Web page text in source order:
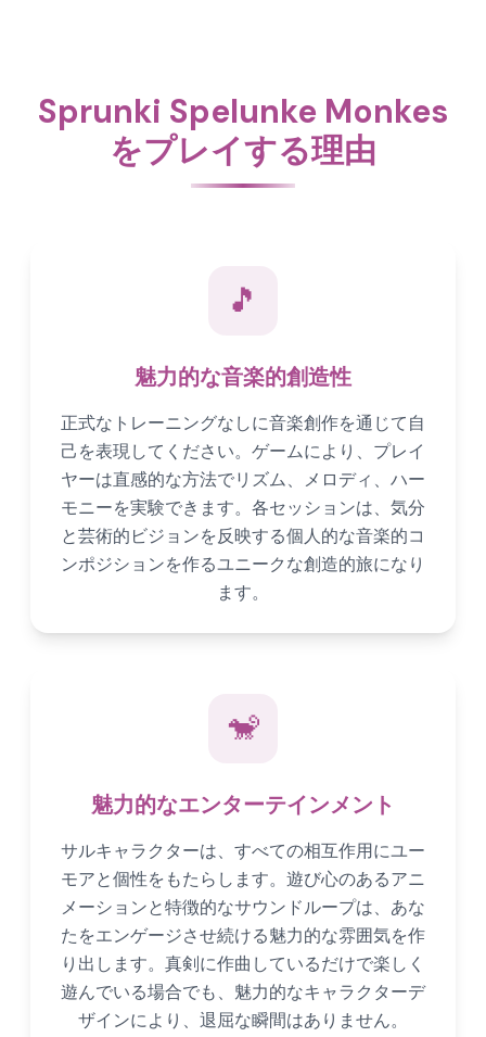
Sprunki Spelunke Monkes
をプレイする理由
🎵
魅力的な音楽的創造性
正式なトレーニングなしに音楽創作を通じて自
己を表現してください。ゲームにより、プレイ
ヤーは直感的な方法でリズム、メロディ、ハー
モニーを実験できます。各セッションは、気分
と芸術的ビジョンを反映する個人的な音楽的コ
ンポジションを作るユニークな創造的旅になり
ます。
🐒
魅力的なエンターテインメント
サルキャラクターは、すべての相互作用にユー
モアと個性をもたらします。遊び心のあるアニ
メーションと特徴的なサウンドループは、あな
たをエンゲージさせ続ける魅力的な雰囲気を作
り出します。真剣に作曲しているだけで楽しく
遊んでいる場合でも、魅力的なキャラクターデ
ザインにより、退屈な瞬間はありません。